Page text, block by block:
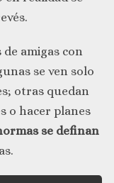
amigas con
se ven solo
otras quedan
o hacer planes
se definan